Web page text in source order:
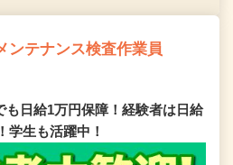
ンテナンス検査作業員
も日給1万円保障！経験者は日給
学生も活躍中！